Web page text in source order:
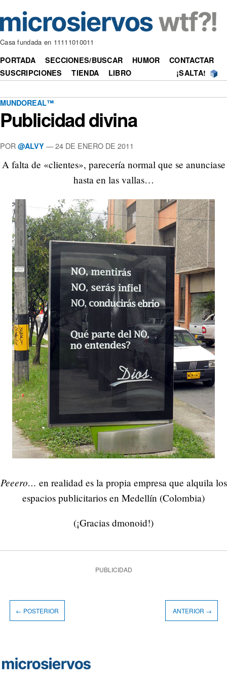
Casa fundada en 11111010011
PORTADA SECCIONES/BUSCAR HUMOR
CONTACTAR
SUSCRIPCIONES
TIENDA LIBRO ¡SALTA!
MUNDOREAL™
Publicidad divina
POR @ALVY —24 DE ENERO DE 2011
A falta de «clientes», parecería normal que se anunciase
hasta en las vallas…
Peeero… en realidad es la propia empresa que alquila los
espacios publicitarios en Medellín (Colombia)
(¡Gracias dmonoid!)
PUBLICIDAD
← POSTERIOR ANTERIOR →